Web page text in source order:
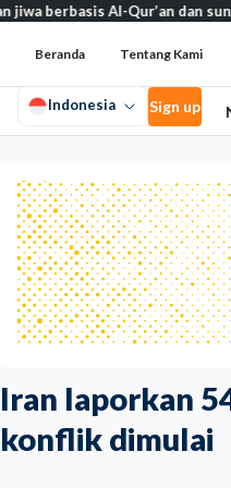
Iran laporkan
konflik dimulai
Al-Qur’an dan sunnah
Beranda Tentang Kami
Indonesia Sign up